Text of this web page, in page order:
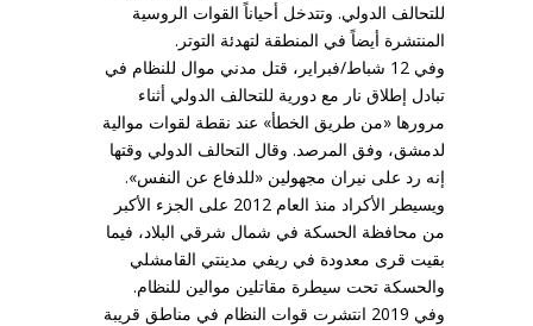
للتحالف الدولي. وتتدخل أحياناً القوات الروسية
المنتشرة أيضاً في المنطقة لتهدئة التوتر.
وفي 12 شباط/فبراير، قتل مدني موال للنظام في
تبادل إطلاق نار مع دورية للتحالف الدولي أثناء
مرورها «من طريق الخطأ» عند نقطة لقوات موالية
لدمشق، وفق المرصد. وقال التحالف الدولي وقتها
إنه رد على نيران مجهولين «للدفاع عن النفس».
ويسيطر الأكراد منذ العام 2012 على الجزء الأكبر
من محافظة الحسكة في شمال شرقي البلاد، فيما
بقيت قرى معدودة في ريفي مدينتي القامشلي
والحسكة تحت سيطرة مقاتلين موالين للنظام.
وفي 2019 انتشرت قوات النظام في مناطق قريبة